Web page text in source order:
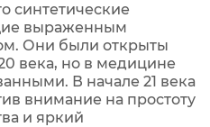
синтетические
выраженным
Они были открыты
века, но в медицине
В начале 21 века
внимание на простоту
и яркий